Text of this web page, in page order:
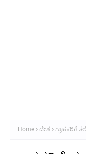
Home ದೇಶ ಗ್ರಾಹಕರಿಗೆ